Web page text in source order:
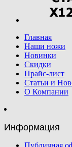
Главная
Наши ножи
Новинки
Скидки
Прайс-лист
Статьи и
О Компании
Информация
Публичная